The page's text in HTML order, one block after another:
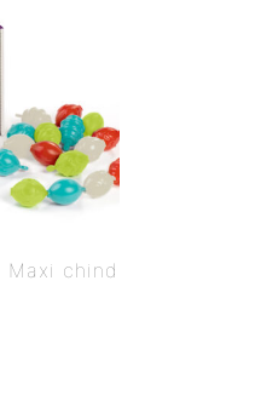
Maxi chind